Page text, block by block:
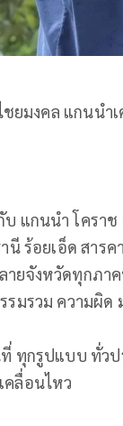
ชยมงคล แกนน
แกนนำ โคราช
นี ร้อยเอ็ด สา
ยจังหวัดทุกภา
รมรวม ความผิ
ทุกรูปแบบ ทั่วป
คลื่อนไหว